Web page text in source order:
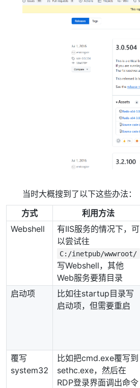
当时大概搜到了以下这些办法：
方式
利用方法
Webshell
有IIS服务的情况下，可
以尝试往
C:/inetpub/wwwroot/
写Webshell，其他
Web服务要猜目录
启动项
比如往startup目录写
启动项，但需要重启
覆写
system32
比如把cmd.exe覆写到
sethc.exe，然后在
RDP登录界面调出命令